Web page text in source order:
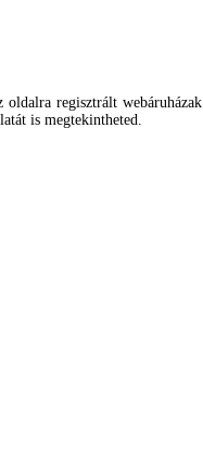
oldalra regisztrált
is megtekintheted.